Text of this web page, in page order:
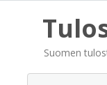
Suomen